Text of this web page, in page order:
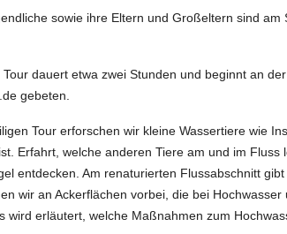
sowie ihre Eltern und Großeltern sind
Tour dauert etwa zwei Stunden und beginnt an
gebeten.
Tour erforschen wir kleine Wassertiere wie
Erfahrt, welche anderen Tiere am und im
entdecken. Am renaturierten Flussabschnitt
wir an Ackerflächen vorbei, die bei
wird erläutert, welche Maßnahmen zum